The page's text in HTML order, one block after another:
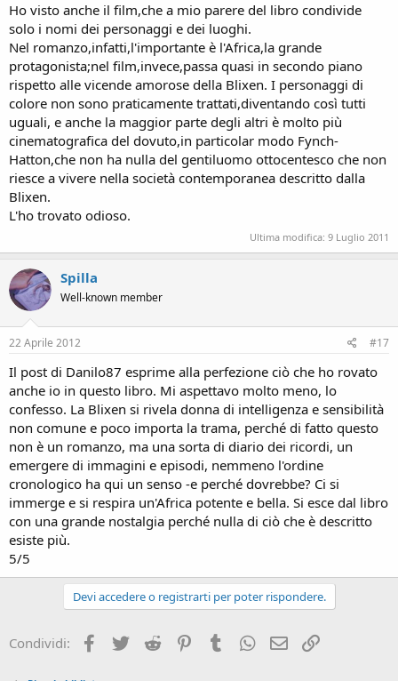
Ho visto anche il film,che a mio parere del libro condivide
solo i nomi dei personaggi e dei luoghi.
Nel romanzo,infatti,l'importante è l'Africa,la grande
protagonista;nel film,invece,passa quasi in secondo piano
rispetto alle vicende amorose della Blixen. I personaggi di
colore non sono praticamente trattati,diventando così tutti
uguali, e anche la maggior parte degli altri è molto più
cinematografica del dovuto,in particolar modo Fynch-
Hatton,che non ha nulla del gentiluomo ottocentesco che non
riesce a vivere nella società contemporanea descritto dalla
Blixen.
L'ho trovato odioso.
Ultima modifica: 9 Luglio 2011
Spilla
Well-known member
22 Aprile 2012 #17
Il post di Danilo87 esprime alla perfezione ciò che ho rovato
anche io in questo libro. Mi aspettavo molto meno, lo
confesso. La Blixen si rivela donna di intelligenza e sensibilità
non comune e poco importa la trama, perché di fatto questo
non è un romanzo, ma una sorta di diario dei ricordi, un
emergere di immagini e episodi, nemmeno l'ordine
cronologico ha qui un senso -e perché dovrebbe? Ci si
immerge e si respira un'Africa potente e bella. Si esce dal libro
con una grande nostalgia perché nulla di ciò che è descritto
esiste più.
5/5
Devi accedere o registrarti per poter rispondere.
Condividi: Facebook
Twitter Reddit PinterestTumblrWhatsApp
e-mail